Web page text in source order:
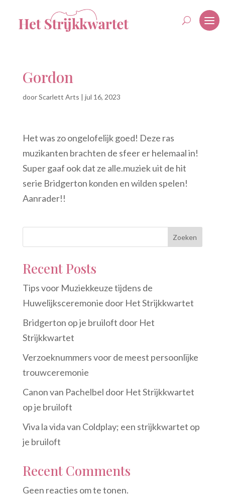
Gordon
doorScarlett Arts | jul 16, 2023
Het was zo ongelofelijk goed! Deze ras
muzikanten brachten de sfeer er helemaal in!
Super gaaf ook dat ze alle.muziek uit de hit
serie Bridgerton konden en wilden spelen!
Aanrader!!
Zoeken
Recent Posts
Tips voor Muziekkeuze tijdens de
Huwelijksceremonie door Het Strijkkwartet
Bridgerton op je bruiloft door Het
Strijkkwartet
Verzoeknummers voor de meest persoonlijke
trouwceremonie
Canon van Pachelbel door Het Strijkkwartet
op je bruiloft
Viva la vida van Coldplay; een strijkkwartet op
je bruiloft
Recent Comments
Geen reacties om te tonen.